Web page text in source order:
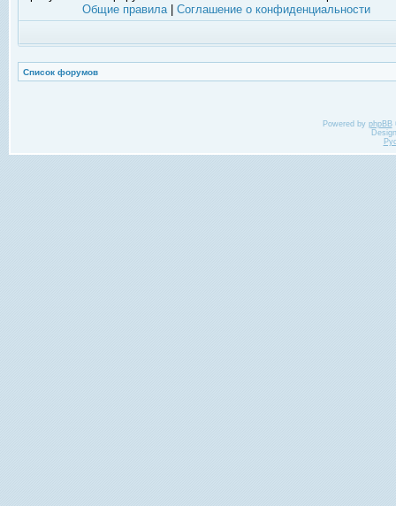
Общие правила| Соглашение о конфиденциальности
Список форумов
Powered by phpBB